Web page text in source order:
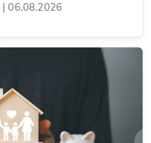
| 06.08.2026